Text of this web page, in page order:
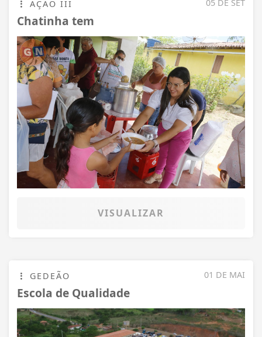
05 DE SET
AÇÃO III
Chatinha tem
VISUALIZAR
01 DE MAI
GEDEÃO
Escola de Qualidade